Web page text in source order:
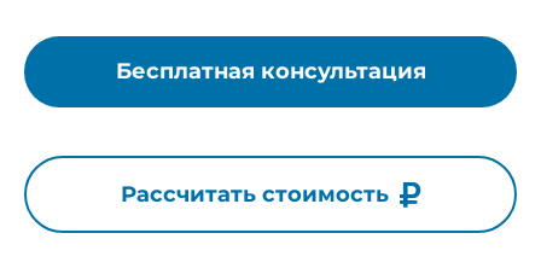
Бесплатная консультация
Рассчитать стоимость